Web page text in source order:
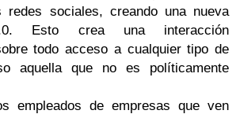
redes sociales, creando una nueva
Esto crea una interacción
todo acceso a cualquier tipo de
aquella que no es políticamente
empleados de empresas que ven